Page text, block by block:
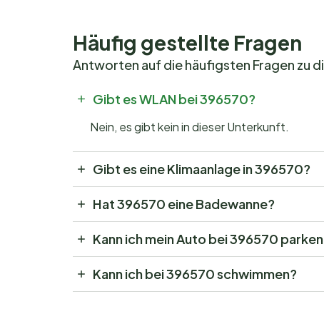
Häufig gestellte Fragen
Antworten auf die häufigsten Fragen zu
Gibt es WLAN bei 396570?
Nein, es gibt kein in dieser Unterkunft.
Gibt es eine Klimaanlage in 396570?
Hat 396570 eine Badewanne?
Kann ich mein Auto bei 396570
Kann ich bei 396570 schwimmen?